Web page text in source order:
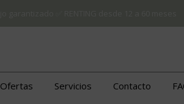
Ofertas Servicios Contacto